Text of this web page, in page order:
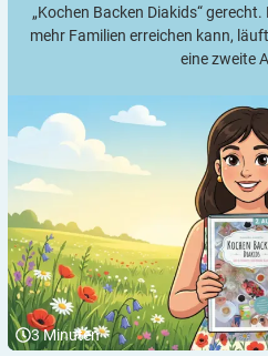
„Kochen Backen Diakids“
mehr Familien erreichen kann,
eine zweite
3Minuten